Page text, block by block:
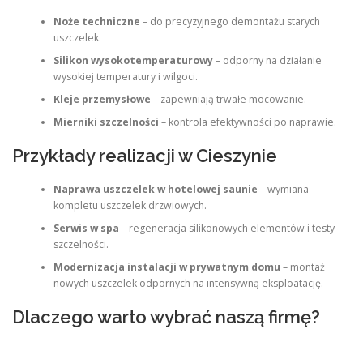
Noże techniczne – do precyzyjnego demontażu starych
uszczelek.
Silikon wysokotemperaturowy– odporny na działanie
wysokiej temperatury i wilgoci.
Kleje przemysłowe – zapewniają trwałe mocowanie.
Mierniki szczelności – kontrola efektywności po naprawie.
Przykłady realizacji w Cieszynie
Naprawa uszczelek w hotelowej saunie – wymiana
kompletu uszczelek drzwiowych.
Serwis w spa – regeneracja silikonowych elementów i testy
szczelności.
Modernizacja instalacji w prywatnym domu – montaż
nowych uszczelek odpornych na intensywną eksploatację.
Dlaczego warto wybrać naszą firmę?